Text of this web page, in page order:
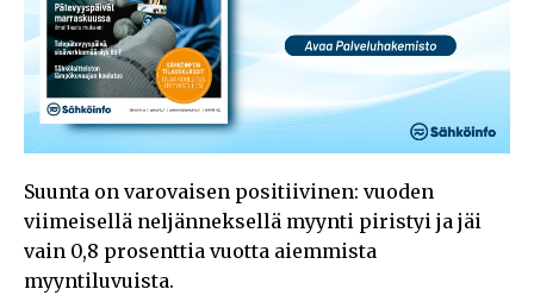
Suunta on varovaisen positiivinen: vuoden
viimeisellä neljänneksellä myynti piristyi ja jäi
vain 0,8 prosenttia vuotta aiemmista
myyntiluvuista.